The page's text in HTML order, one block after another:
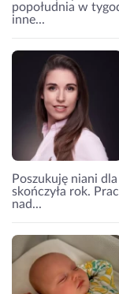
popołudnia w
inne...
Poszukuję niani
skończyła rok.
nad...